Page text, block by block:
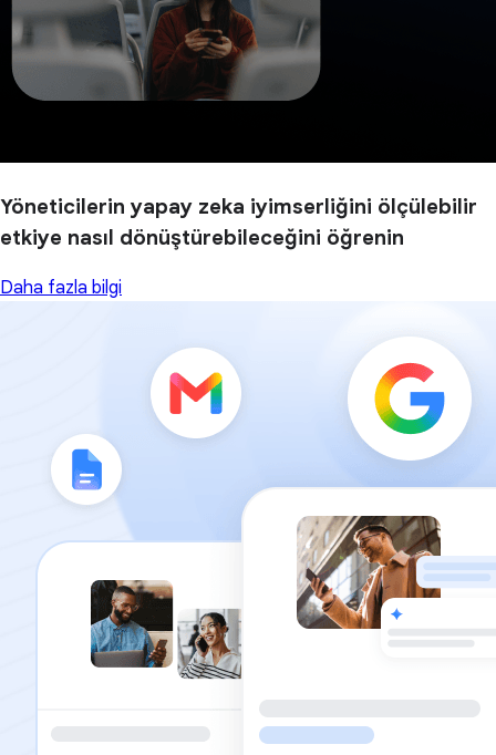
Yöneticilerin yapay zeka iyimserliğini ölçülebilir
etkiye nasıl dönüştürebileceğini öğrenin
Daha fazla bilgi